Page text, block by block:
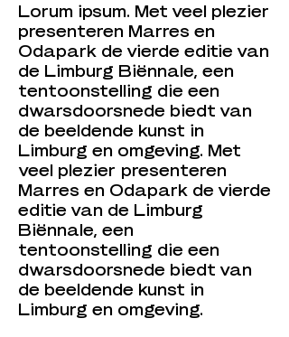
Lorum ipsum. Met veel plezier
presenteren Marres en
Odapark de vierde editie van
de Limburg Biënnale, een
tentoonstelling die een
dwarsdoorsnede biedt van
de beeldende kunst in
Limburg en omgeving. Met
veel plezier presenteren
Marres en Odapark de vierde
editie van de Limburg
Biënnale, een
tentoonstelling die een
dwarsdoorsnede biedt van
de beeldende kunst in
Limburg en omgeving.